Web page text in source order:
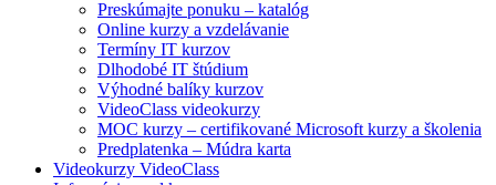
Preskúmajte ponuku – katalóg
Online kurzy a vzdelávanie
Termíny IT kurzov
Dlhodobé IT štúdium
Výhodné balíky kurzov
VideoClass videokurzy
MOC kurzy – certifikované Microsoft kurzy a školenia
Predplatenka – Múdra karta
Videokurzy VideoClass